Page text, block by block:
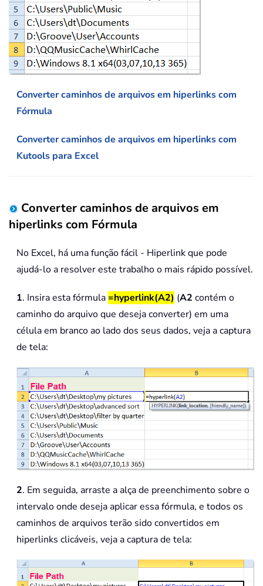
Converter caminhos de arquivos em hiperlinks com
Fórmula
Converter caminhos de arquivos em hiperlinks com
Kutools para Excel
Converter caminhos de arquivos em
hiperlinks com Fórmula
No Excel, há uma função fácil - Hiperlink que pode
ajudá-lo a resolver este trabalho o mais rápido possível.
1. Insira esta fórmula=hyperlink(A2) (A2 contém o
caminho do arquivo que deseja converter) em uma
célula em branco ao lado dos seus dados, veja a captura
de tela:
2. Em seguida, arraste a alça de preenchimento sobre o
intervalo onde deseja aplicar essa fórmula, e todos os
caminhos de arquivos terão sido convertidos em
hiperlinks clicáveis, veja a captura de tela: